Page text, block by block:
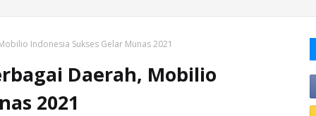
Indonesia Sukses Gelar Munas 2021
Daerah, Mobilio
2021